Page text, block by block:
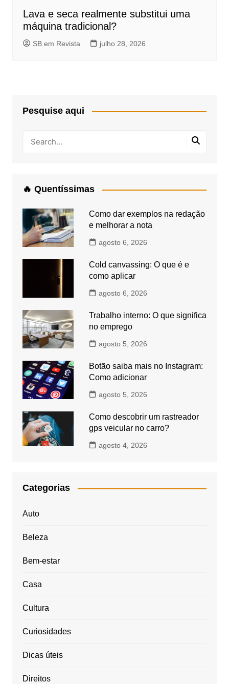
Lava e seca realmente substitui uma
máquina tradicional?
SB em Revista julho 28, 2026
Pesquise aqui
🔥 Quentíssimas
Como dar exemplos na redação
e melhorar a nota
agosto 6, 2026
Cold canvassing: O que é e
como aplicar
agosto 6, 2026
Trabalho interno: O que significa
no emprego
agosto 5, 2026
Botão saiba mais no Instagram:
Como adicionar
agosto 5, 2026
Como descobrir um rastreador
gps veicular no carro?
agosto 4, 2026
Categorias
Auto
Beleza
Bem-estar
Casa
Cultura
Curiosidades
Dicas úteis
Direitos